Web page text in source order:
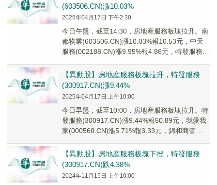
(603506.CN)漲10.03%
2025年04月17日 下午2:30
今日午盤，截至14:30，房地産服務板塊拉升。南
都物業(603506.CN)漲10.03%報10.53元，中天
服務(002188.CN)漲9.95%報4.86元，特發服務
【異動股】房地産服務板塊拉升，特發服務
(300917.CN)漲9.44%
2025年04月17日 上午10:00
今日早盤，截至10:00，房地産服務板塊拉升。特
發服務(300917.CN)漲9.44%報50.89元，我愛我
家(000560.CN)漲5.71%報3.33元，錦和商管
【異動股】房地産服務板塊下挫，特發服務
(300917.CN)跌4.38%
2024年11月15日 上午10:00